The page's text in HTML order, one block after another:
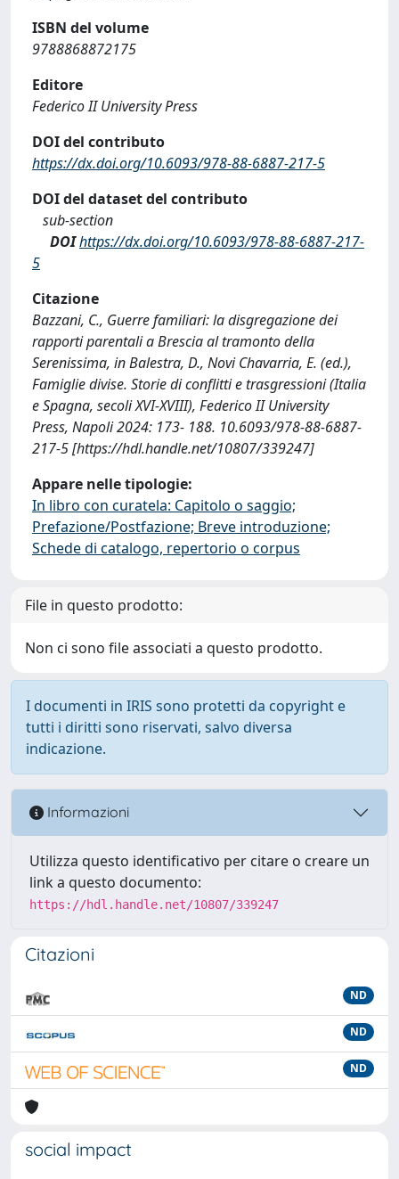
ISBN del volume
9788868872175
Editore
Federico II University Press
DOI del contributo
https://dx.doi.org/10.6093/978-88-6887-217-5
DOI del dataset del contributo
sub-section
DOIhttps://dx.doi.org/10.6093/978-88-6887-217-
5
Citazione
Bazzani, C., Guerre familiari: la disgregazione dei
rapporti parentali a Brescia al tramonto della
Serenissima, in Balestra, D., Novi Chavarria, E. (ed.),
Famiglie divise. Storie di conflitti e trasgressioni (Italia
e Spagna, secoli XVI-XVIII), Federico II University
Press, Napoli 2024: 173- 188. 10.6093/978-88-6887-
217-5 [https://hdl.handle.net/10807/339247]
Appare nelle tipologie:
In libro con curatela: Capitolo o saggio;
Prefazione/Postfazione; Breve introduzione;
Schede di catalogo, repertorio o corpus
File in questo prodotto:
Non ci sono file associati a questo prodotto.
I documenti in IRIS sono protetti da copyright e
tutti i diritti sono riservati, salvo diversa
indicazione.
Informazioni
Utilizza questo identificativo per citare o creare un
link a questo documento:
https://hdl.handle.net/10807/339247
Citazioni
ND
ND
ND
social impact